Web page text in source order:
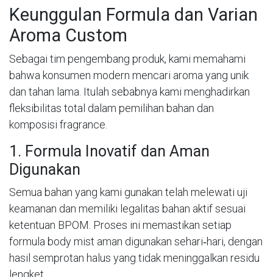
Keunggulan Formula dan Varian
Aroma Custom
Sebagai tim pengembang produk, kami memahami
bahwa konsumen modern mencari aroma yang unik
dan tahan lama. Itulah sebabnya kami menghadirkan
fleksibilitas total dalam pemilihan bahan dan
komposisi fragrance.
1. Formula Inovatif dan Aman
Digunakan
Semua bahan yang kami gunakan telah melewati uji
keamanan dan memiliki legalitas bahan aktif sesuai
ketentuan BPOM. Proses ini memastikan setiap
formula body mist aman digunakan sehari‑hari, dengan
hasil semprotan halus yang tidak meninggalkan residu